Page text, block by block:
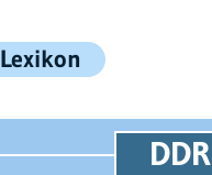
Lexikon
DDR